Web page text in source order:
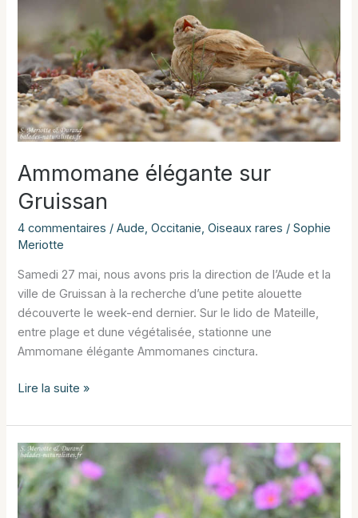
Ammomane élégante sur
Gruissan
4 commentaires /Aude,Occitanie,Oiseaux rares /Sophie
Meriotte
Samedi 27 mai, nous avons pris la direction de l’Aude et la
ville de Gruissan à la recherche d’une petite alouette
découverte le week-end dernier. Sur le lido de Mateille,
entre plage et dune végétalisée, stationne une
Ammomane élégante Ammomanes cinctura.
Ammomane
sur
Gruissan
Lire la suite »